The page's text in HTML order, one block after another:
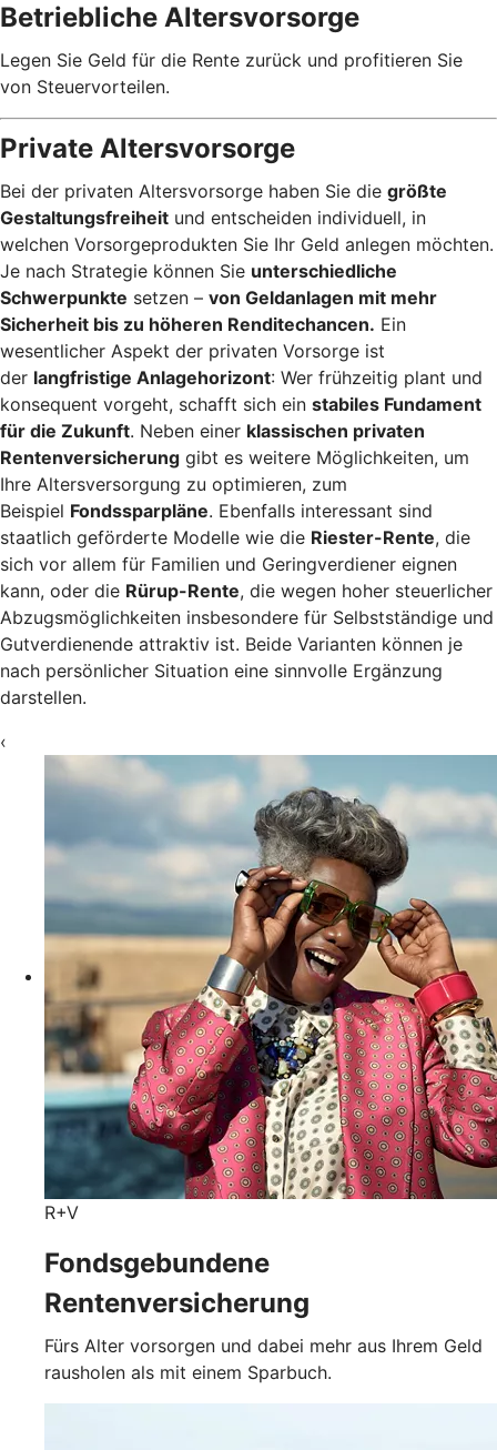
Betriebliche Altersvorsorge
Legen Sie Geld für die Rente zurück und profitieren Sie
von Steuervorteilen.
Private Altersvorsorge
Bei der privaten Altersvorsorge haben Sie die größte
Gestaltungsfreiheit und entscheiden individuell, in
welchen Vorsorgeprodukten Sie Ihr Geld anlegen möchten.
Je nach Strategie können Sie unterschiedliche
Schwerpunkte setzen – von Geldanlagen mit mehr
Sicherheit bis zu höheren Renditechancen. Ein
wesentlicher Aspekt der privaten Vorsorge ist
der langfristige Anlagehorizont: Wer frühzeitig plant und
konsequent vorgeht, schafft sich ein stabiles Fundament
für die Zukunft. Neben einer klassischen privaten
Rentenversicherung gibt es weitere Möglichkeiten, um
Ihre Altersversorgung zu optimieren, zum
Beispiel Fondssparpläne. Ebenfalls interessant sind
staatlich geförderte Modelle wie die Riester-Rente, die
sich vor allem für Familien und Geringverdiener eignen
kann, oder die Rürup-Rente, die wegen hoher steuerlicher
Abzugsmöglichkeiten insbesondere für Selbstständige und
Gutverdienende attraktiv ist. Beide Varianten können je
nach persönlicher Situation eine sinnvolle Ergänzung
darstellen.
‹
R+V
Fondsgebundene
Rentenversicherung
Fürs Alter vorsorgen und dabei mehr aus Ihrem Geld
rausholen als mit einem Sparbuch.